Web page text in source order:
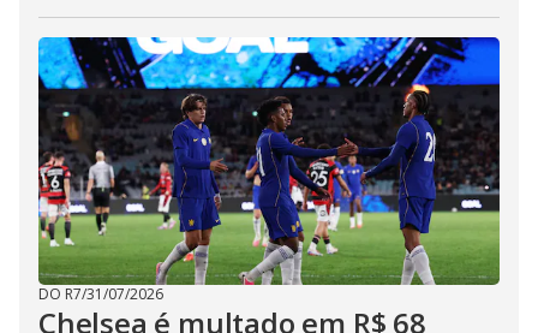
DO R7/31/07/2026
Chelsea é multado em R$ 68